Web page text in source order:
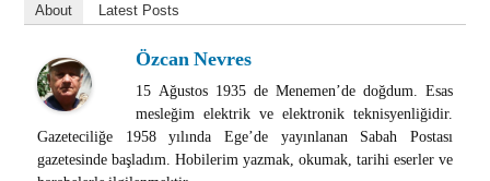
About Latest Posts
Özcan Nevres
15 Ağustos 1935 de Menemen’de doğdum. Esas
mesleğim elektrik ve elektronik teknisyenliğidir.
Gazeteciliğe 1958 yılında Ege’de yayınlanan Sabah Postası
gazetesinde başladım. Hobilerim yazmak, okumak, tarihi eserler ve